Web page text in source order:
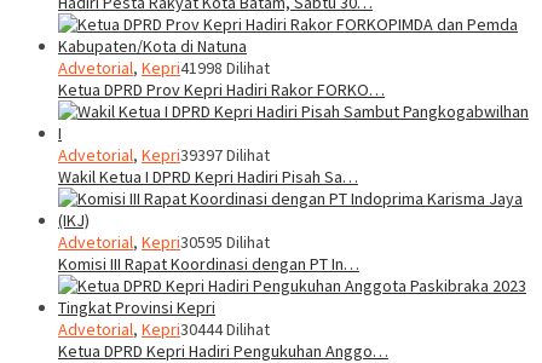
Advetorial, Kepri41998 Dilihat
Ketua DPRD Prov Kepri Hadiri Rakor FORKO…
Advetorial, Kepri39397 Dilihat
Wakil Ketua I DPRD Kepri Hadiri Pisah Sa…
Advetorial, Kepri30595 Dilihat
Komisi III Rapat Koordinasi dengan PT In…
Advetorial, Kepri30444 Dilihat
Ketua DPRD Kepri Hadiri Pengukuhan Anggo…